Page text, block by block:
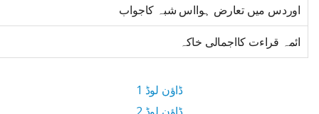
اوردس میں تعارض ہوااس شبہ کاجواب
ائمہ قراءت کااجمالی خاکہ
ڈاؤن لوڈ 1